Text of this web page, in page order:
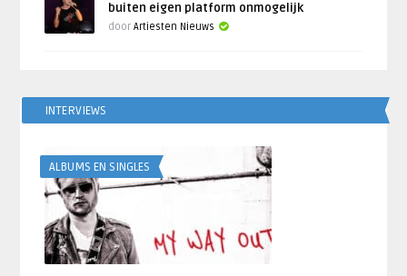
buiten eigen platform onmogelijk
doorArtiesten Nieuws
INTERVIEWS
ALBUMS EN SINGLES